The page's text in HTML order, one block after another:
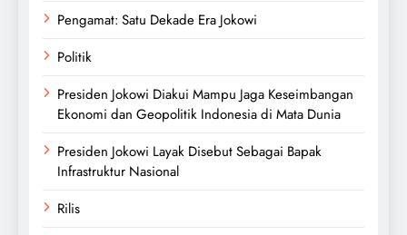
Pengamat: Satu Dekade Era Jokowi
Politik
Presiden Jokowi Diakui Mampu Jaga Keseimbangan
Ekonomi dan Geopolitik Indonesia di Mata Dunia
Presiden Jokowi Layak Disebut Sebagai Bapak
Infrastruktur Nasional
Rilis